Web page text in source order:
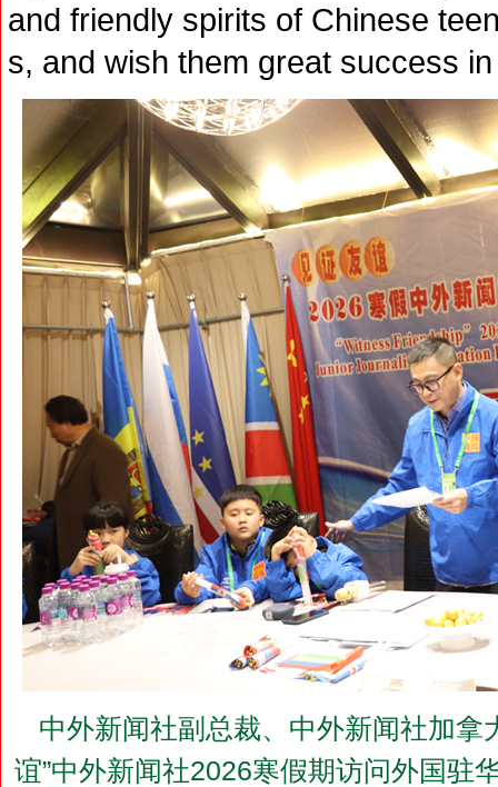
and friendly spirits of Chinese
s, and wish them great success
中外新闻社副总裁、中外新闻社加拿
谊”中外新闻社2026寒假期访问外国驻